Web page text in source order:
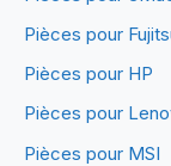
Pièces pour
Pièces pour HP
Pièces pour
Pièces pour MSI